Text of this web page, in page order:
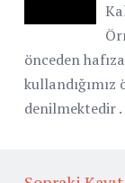
önceden
kullandığımız
denilmektedir